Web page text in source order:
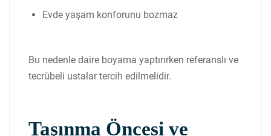
Evde yaşam konforunu bozmaz
Bu nedenle daire boyama yaptırırken referanslı ve
tecrübeli ustalar tercih edilmelidir.
Taşınma Öncesi ve